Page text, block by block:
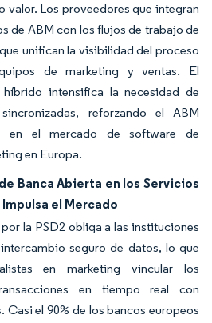
valor. Los proveedores que integran
de ABM con los flujos de trabajo de
unifican la visibilidad del proceso
de marketing y ventas. El
intensifica la necesidad de
reforzando el ABM
en el mercado de software de
en Europa.
Banca Abierta en los Servicios
el Mercado
la PSD2 obliga a las instituciones
seguro de datos, lo que
en marketing vincular los
en tiempo real con
Casi el 90% de los bancos europeos